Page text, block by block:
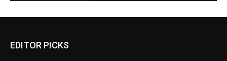
EDITOR PICKS